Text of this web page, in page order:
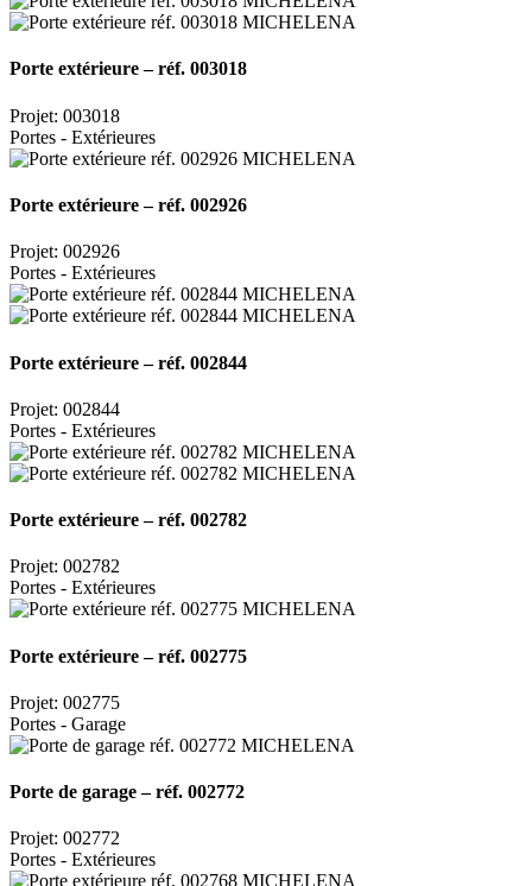
Porte extérieure – réf. 003018
Projet: 003018
Portes - Extérieures
Porte extérieure – réf. 002926
Projet: 002926
Portes - Extérieures
Porte extérieure – réf. 002844
Projet: 002844
Portes - Extérieures
Porte extérieure – réf. 002782
Projet: 002782
Portes - Extérieures
Porte extérieure – réf. 002775
Projet: 002775
Portes - Garage
Porte de garage – réf. 002772
Projet: 002772
Portes - Extérieures